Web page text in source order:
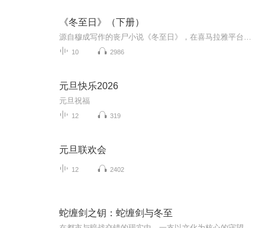
《冬至日》（下册）
10 2986
元旦快乐2026
元旦祝福
12 319
元旦联欢会
12 2402
蛇缠剑之钥：蛇缠剑与冬至